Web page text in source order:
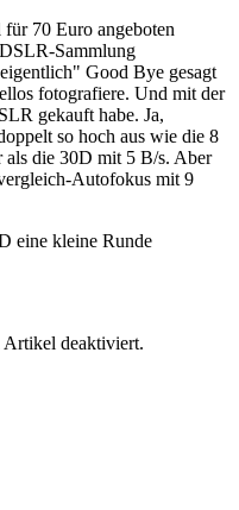
70 Euro angeboten
Sammlung
Good Bye gesagt
fotografiere. Und mit der
gekauft habe. Ja,
so hoch aus wie die 8
die 30D mit 5 B/s. Aber
Autofokus mit 9
eine kleine Runde
deaktiviert.